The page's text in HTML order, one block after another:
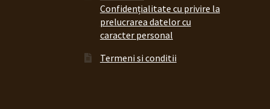
Confidențialitate cu privire la
prelucrarea datelor cu
caracter personal
Termeni si conditii